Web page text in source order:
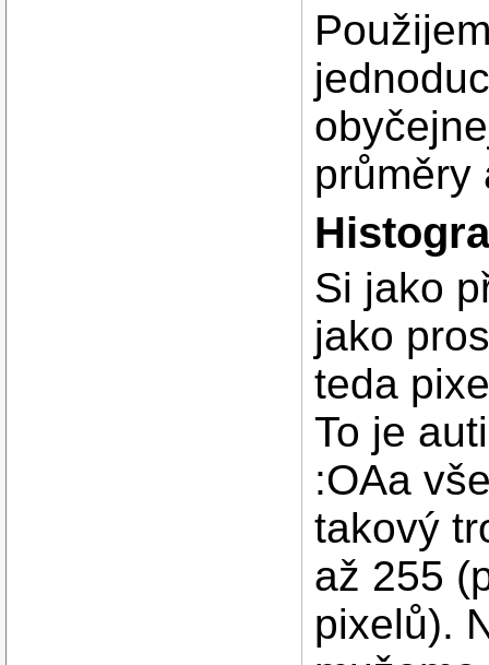
průměry
Si jako
jako
teda
To je
:OAa
takový
až 255
pixelů).